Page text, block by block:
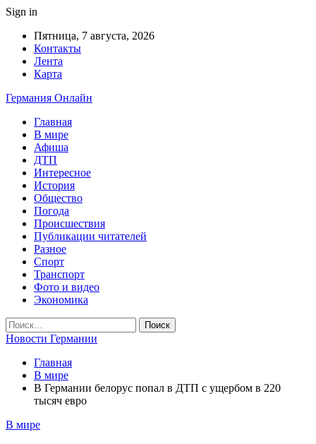
Sign in
Пятница, 7 августа, 2026
Контакты
Лента
Карта
Германия Онлайн
Главная
В мире
Афиша
ДТП
Интересное
История
Общество
Погода
Происшествия
Публикации читателей
Разное
Спорт
Транспорт
Фото и видео
Экономика
Новости Германии
Главная
В мире
В Германии белорус попал в ДТП с ущербом в 220
тысяч евро
В мире